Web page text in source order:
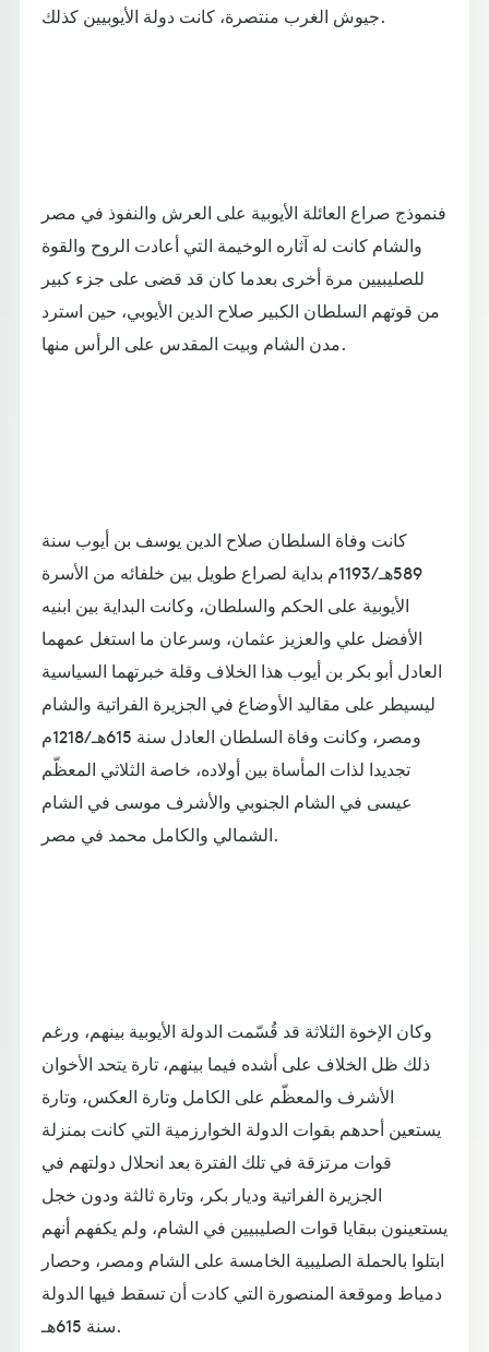
جيوش الغرب منتصرة، كانت دولة الأيوبيين كذلك.
فنموذج صراع العائلة الأيوبية على العرش والنفوذ في مصر
والشام كانت له آثاره الوخيمة التي أعادت الروح والقوة
للصليبيين مرة أخرى بعدما كان قد قضى على جزء كبير
من قوتهم السلطان الكبير صلاح الدين الأيوبي، حين استرد
مدن الشام وبيت المقدس على الرأس منها.
كانت وفاة السلطان صلاح الدين يوسف بن أيوب سنة
589هـ/1193م بداية لصراع طويل بين خلفائه من الأسرة
الأيوبية على الحكم والسلطان، وكانت البداية بين ابنيه
الأفضل علي والعزيز عثمان، وسرعان ما استغل عمهما
العادل أبو بكر بن أيوب هذا الخلاف وقلة خبرتهما السياسية
ليسيطر على مقاليد الأوضاع في الجزيرة الفراتية والشام
ومصر، وكانت وفاة السلطان العادل سنة 615هـ/1218م
تجديدا لذات المأساة بين أولاده، خاصة الثلاثي المعظّم
عيسى في الشام الجنوبي والأشرف موسى في الشام
الشمالي والكامل محمد في مصر.
وكان الإخوة الثلاثة قد قُسّمت الدولة الأيوبية بينهم، ورغم
ذلك ظل الخلاف على أشده فيما بينهم، تارة يتحد الأخوان
الأشرف والمعظّم على الكامل وتارة العكس، وتارة
يستعين أحدهم بقوات الدولة الخوارزمية التي كانت بمنزلة
قوات مرتزقة في تلك الفترة بعد انحلال دولتهم في
الجزيرة الفراتية وديار بكر، وتارة ثالثة ودون خجل
يستعينون ببقايا قوات الصليبيين في الشام، ولم يكفهم أنهم
ابتلوا بالحملة الصليبية الخامسة على الشام ومصر، وحصار
دمياط وموقعة المنصورة التي كادت أن تسقط فيها الدولة
سنة 615هـ.